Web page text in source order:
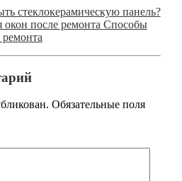
стеклокерамическую панель?
Способы
Обязательные поля